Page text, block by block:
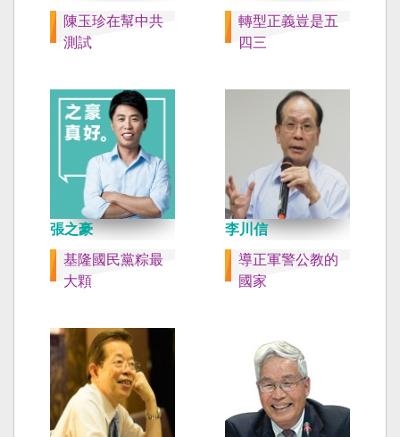
陳玉珍在幫中共
測試
轉型正義豈是五
四三
張之豪
基隆國民黨粽最
大顆
李川信
導正軍警公教的
國家